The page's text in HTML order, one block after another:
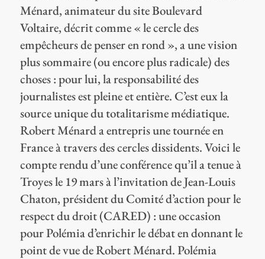
Ménard, animateur du site Boulevard
Voltaire, décrit comme « le cercle des
empêcheurs de penser en rond », a une vision
plus sommaire (ou encore plus radicale) des
choses : pour lui, la responsabilité des
journalistes est pleine et entière. C’est eux la
source unique du totalitarisme médiatique.
Robert Ménard a entrepris une tournée en
France à travers des cercles dissidents. Voici le
compte rendu d’une conférence qu’il a tenue à
Troyes le 19 mars à l’invitation de Jean-Louis
Chaton, président du Comité d’action pour le
respect du droit (CARED) : une occasion
pour Polémia d’enrichir le débat en donnant le
point de vue de Robert Ménard. Polémia